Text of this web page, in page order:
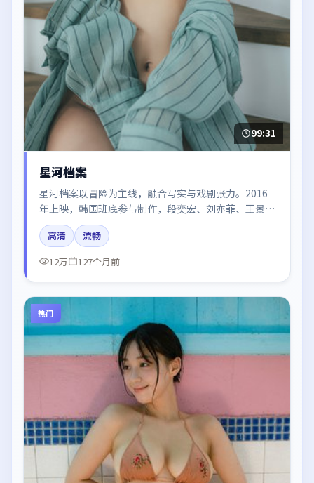
99:31
星河档案
星河档案以冒险为主线，融合写实与戏剧张力。2016
年上映，韩国班底参与制作，段奕宏、刘亦菲、王景春
在片中呈现细腻表演，影像风格统一，配乐与剪辑强化
了情绪曲线。
高清
流畅
12万
127个月前
热门